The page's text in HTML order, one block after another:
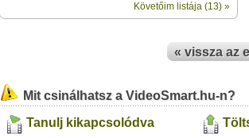
Követőim listája (13) »
« vissza az
Mit csinálhatsz a VideoSmart.hu-n?
Tanulj kikapcsolódva